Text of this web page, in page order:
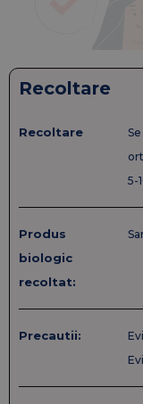
Recoltare
Recoltare
5-
Produs
biologic
recoltat:
Precautii: